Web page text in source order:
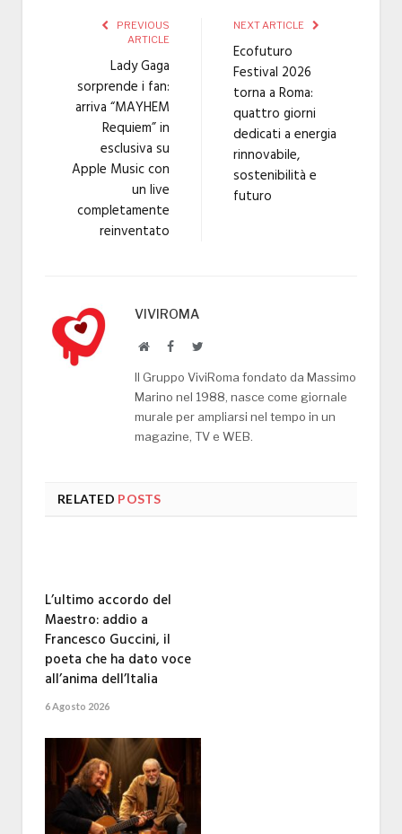
PREVIOUS
ARTICLE
Lady Gaga
sorprende i fan:
arriva “MAYHEM
Requiem” in
esclusiva su
Apple Music con
un live
completamente
reinventato
NEXT ARTICLE
Ecofuturo
Festival 2026
torna a Roma:
quattro giorni
dedicati a energia
rinnovabile,
sostenibilità e
futuro
VIVIROMA
WebsiteFacebookTwitter
Il Gruppo ViviRoma fondato da Massimo
Marino nel 1988, nasce come giornale
murale per ampliarsi nel tempo in un
magazine, TV e WEB.
RELATED POSTS
L’ultimo accordo del
Maestro: addio a
Francesco Guccini, il
poeta che ha dato voce
all’anima dell’Italia
6 Agosto 2026